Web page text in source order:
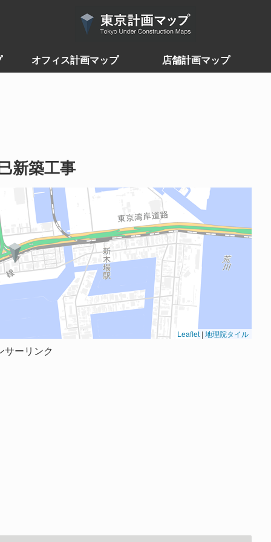
オフィス計画マップ 店舗計画マップ
新築工事
Leaflet | 地理院タイル
サーリンク